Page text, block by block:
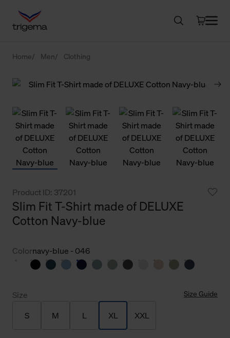
Home Men Clothing
Product ID: 37201
Slim Fit T-Shirt made of DELUXE
Cotton Navy-blue
Colornavy-blue - 046
Size Size Guide
S M L XL XXL